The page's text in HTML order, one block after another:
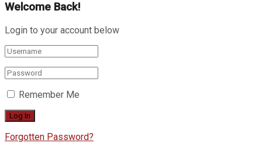
Welcome Back!
Login to your account below
Remember Me
Forgotten Password?